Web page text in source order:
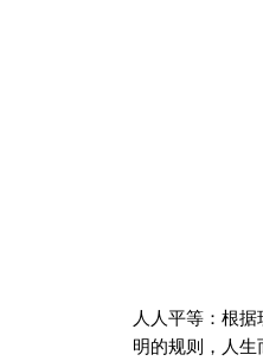
人人平等：根据
明的规则，人生